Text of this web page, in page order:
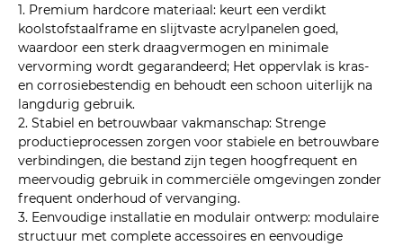
1. Premium hardcore materiaal: keurt een verdikt
koolstofstaalframe en slijtvaste acrylpanelen goed,
waardoor een sterk draagvermogen en minimale
vervorming wordt gegarandeerd; Het oppervlak is kras-
en corrosiebestendig en behoudt een schoon uiterlijk na
langdurig gebruik.
2. Stabiel en betrouwbaar vakmanschap: Strenge
productieprocessen zorgen voor stabiele en betrouwbare
verbindingen, die bestand zijn tegen hoogfrequent en
meervoudig gebruik in commerciële omgevingen zonder
frequent onderhoud of vervanging.
3. Eenvoudige installatie en modulair ontwerp: modulaire
structuur met complete accessoires en eenvoudige